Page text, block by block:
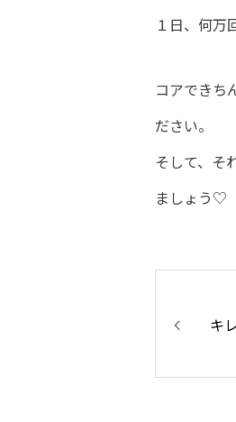
１日、何万
コアできち
ださい。
そして、そ
ましょう♡
キ